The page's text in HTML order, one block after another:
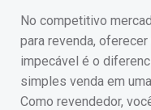
No competitivo
para revenda,
impecável é o
simples venda em
Como revendedor,